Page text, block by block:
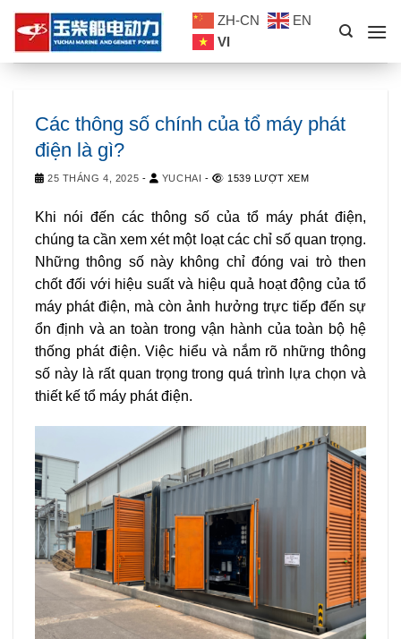
Skip
content
ZH-CN
EN
VI
Các thông số chính của tổ máy phát
điện là gì?
25 THÁNG 4, 2025 - YUCHAI - 1539 LƯỢT XEM
Khi nói đến các thông số của tổ máy phát điện,
chúng ta cần xem xét một loạt các chỉ số quan trọng.
Những thông số này không chỉ đóng vai trò then
chốt đối với hiệu suất và hiệu quả hoạt động của tổ
máy phát điện, mà còn ảnh hưởng trực tiếp đến sự
ổn định và an toàn trong vận hành của toàn bộ hệ
thống phát điện. Việc hiểu và nắm rõ những thông
số này là rất quan trọng trong quá trình lựa chọn và
thiết kế tổ máy phát điện.